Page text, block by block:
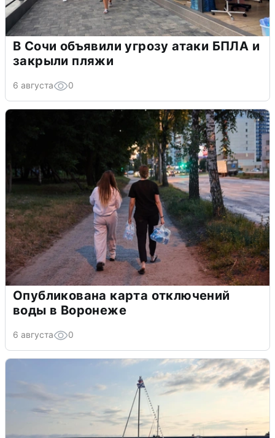
В Сочи объявили угрозу атаки БПЛА и
закрыли пляжи
6 августа 0
Опубликована карта отключений
воды в Воронеже
6 августа 0